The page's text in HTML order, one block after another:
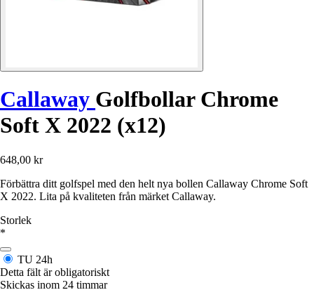
Callaway Golfbollar Chrome
Soft X 2022 (x12)
648,00 kr
Förbättra ditt golfspel med den helt nya bollen Callaway Chrome Soft
X 2022. Lita på kvaliteten från märket Callaway.
Storlek
*
TU 24h
Detta fält är obligatoriskt
Skickas inom 24 timmar